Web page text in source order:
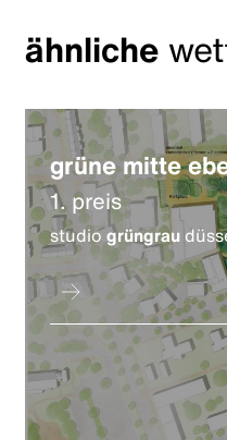
ähnliche
grüne mitte
1. preis
studiogrüngrau